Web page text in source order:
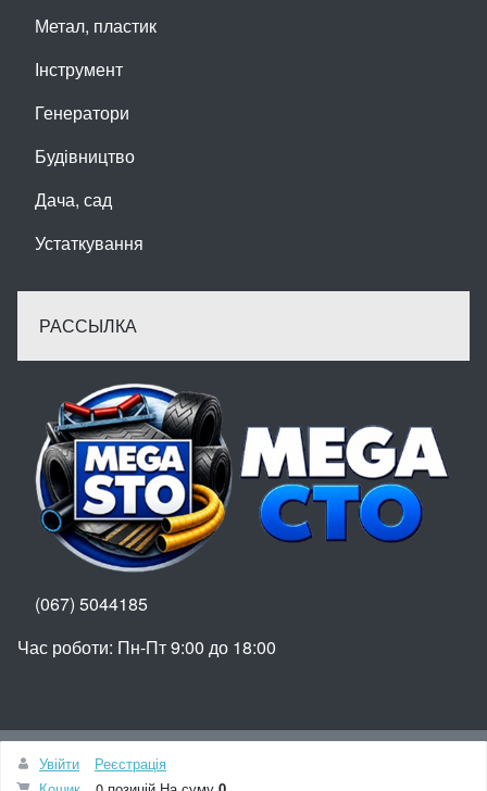
Метал, пластик
Інструмент
Генератори
Будівництво
Дача, сад
Устаткування
РАССЫЛКА
(067) 5044185
Час роботи: Пн-Пт 9:00 до 18:00
ВгоруУвійти
Реєстрація